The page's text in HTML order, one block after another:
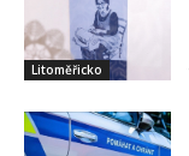
Litoměřicko